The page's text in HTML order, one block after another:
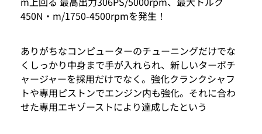
450N・m/1750-4500rpmを発生！
ありがちなコンピューターのチューニングだけでな
くしっかり中身まで手が入れられ、新しいターボチ
ャージャーを採用だけでなく。強化クランクシャフ
トや専用ピストンでエンジン内も強化。それに合わ
せた専用エキゾーストにより達成したという